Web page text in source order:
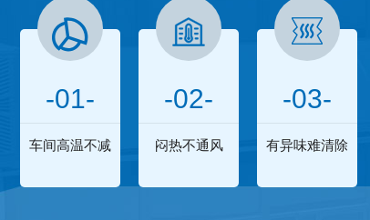
-01-
车间高温不减
-02-
闷热不通风
-03-
有异味难清除